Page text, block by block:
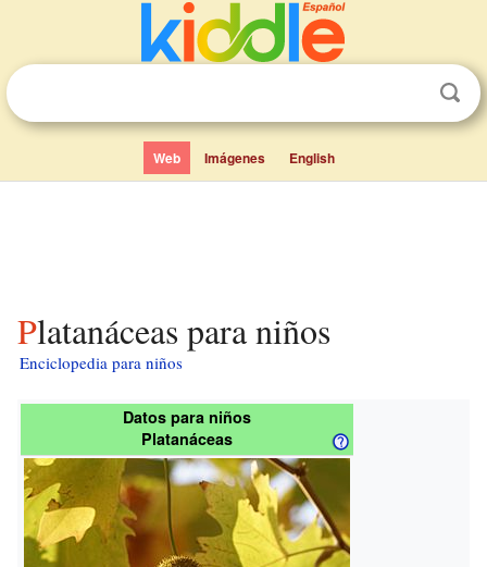
Web Imágenes English
Platanáceas para niños
Enciclopedia para niños
Datos para niños
Platanáceas